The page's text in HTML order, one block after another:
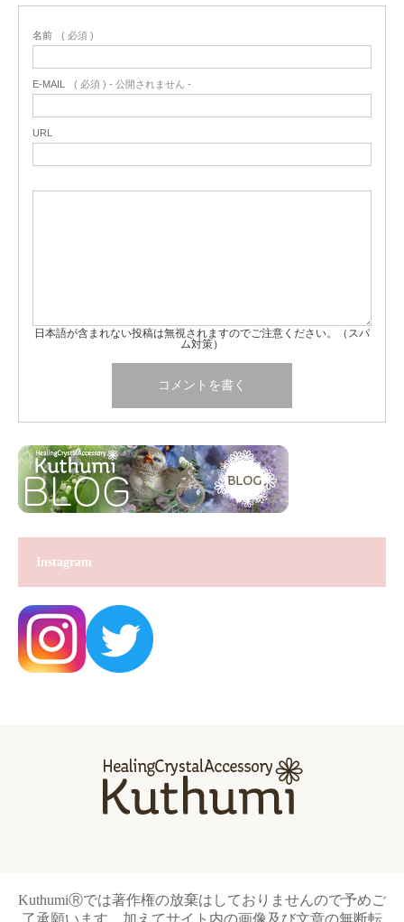
名前 ( 必須 )
E-MAIL ( 必須 ) - 公開されません -
URL
日本語が含まれない投稿は無視されますのでご注意ください。（スパ
ム対策）
Instagram
KuthumiⓇでは著作権の放棄はしておりませんので予めご
了承願います。加えてサイト内の画像及び文章の無断転